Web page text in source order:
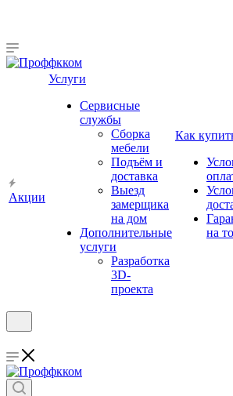
Акции
Услуги
Сервисные
службы
Сборка
мебели
Подъём и
доставка
Выезд
замерщика
на дом
Дополнительные
услуги
Разработка
3D-
проекта
Как
на